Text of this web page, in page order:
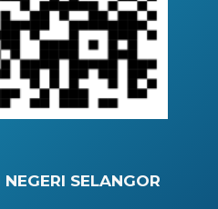
SELANGOR